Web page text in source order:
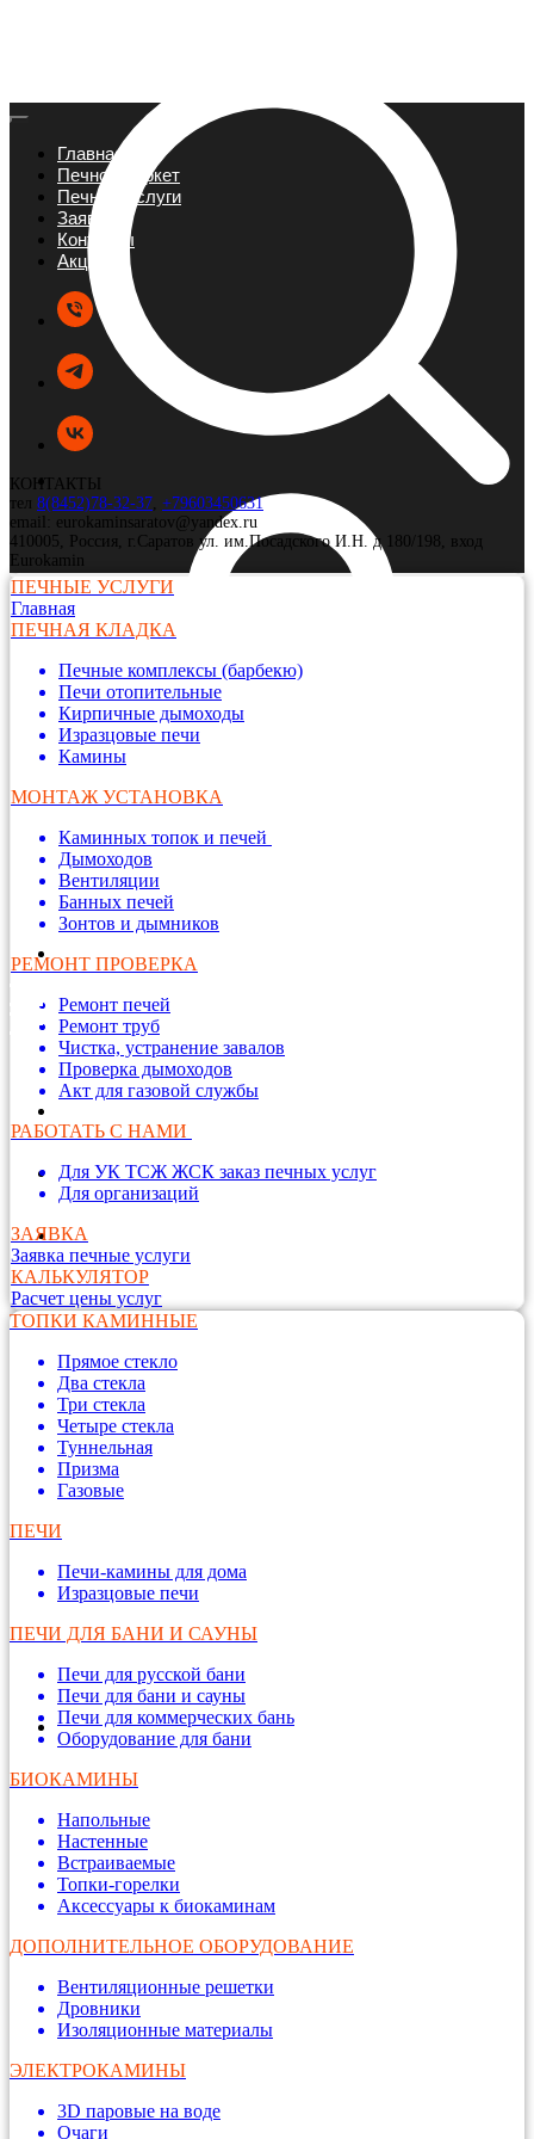
Главная
Печной маркет
Печные услуги
Заявка
Контакты
Акции
КОНТАКТЫ
тел 8(8452)78-32-37, +79603450631
email: eurokaminsaratov@yandex.ru
410005, Россия, г.Саратов ул. им.Посадского И.Н. д 180/198, вход
Eurokamin
ПЕЧНЫЕ УСЛУГИ
Главная
ПЕЧНАЯ КЛАДКА
Печные комплексы (барбекю)
Печи отопительные
Кирпичные дымоходы
Изразцовые печи
Камины
МОНТАЖ УСТАНОВКА
Каминных топок и печей
Дымоходов
Вентиляции
Банных печей
Зонтов и дымников
РЕМОНТ ПРОВЕРКА
Ремонт печей
Ремонт труб
Чистка, устранение завалов
Проверка дымоходов
Акт для газовой службы
РАБОТАТЬ С НАМИ
Для УК ТСЖ ЖСК заказ печных услуг
Для организаций
ЗАЯВКА
Заявка печные услуги
КАЛЬКУЛЯТОР
Расчет цены услуг
ТОПКИ КАМИННЫЕ
Прямое стекло
Два стекла
Три стекла
Четыре стекла
Туннельная
Призма
Газовые
ПЕЧИ
Печи-камины для дома
Изразцовые печи
ПЕЧИ ДЛЯ БАНИ И САУНЫ
Печи для русской бани
Печи для бани и сауны
Печи для коммерческих бань
Оборудование для бани
БИОКАМИНЫ
Напольные
Настенные
Встраиваемые
Топки-горелки
Аксессуары к биокаминам
ДОПОЛНИТЕЛЬНОЕ ОБОРУДОВАНИЕ
Вентиляционные решетки
Дровники
Изоляционные материалы
ЭЛЕКТРОКАМИНЫ
3D паровые на воде
Очаги